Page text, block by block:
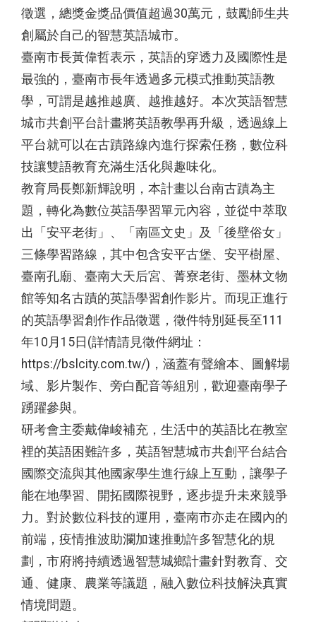
徵選，總獎金獎品價值超過30萬元，鼓勵師生共
創屬於自己的智慧英語城市。
臺南市長黃偉哲表示，英語的穿透力及國際性是
最強的，臺南市長年透過多元模式推動英語教
學，可謂是越推越廣、越推越好。本次英語智慧
城市共創平台計畫將英語教學再升級，透過線上
平台就可以在古蹟路線內進行探索任務，數位科
技讓雙語教育充滿生活化與趣味化。
教育局長鄭新輝說明，本計畫以台南古蹟為主
題，轉化為數位英語學習單元內容，並從中萃取
出「安平老街」、「南區文史」及「後壁俗女」
三條學習路線，其中包含安平古堡、安平樹屋、
臺南孔廟、臺南大天后宮、菁寮老街、墨林文物
館等知名古蹟的英語學習創作影片。而現正進行
的英語學習創作作品徵選，徵件特別延長至111
年10月15日(詳情請見徵件網址：
https://bslcity.com.tw/)，涵蓋有聲繪本、圖解場
域、影片製作、旁白配音等組別，歡迎臺南學子
踴躍參與。
研考會主委戴偉峻補充，生活中的英語比在教室
裡的英語困難許多，英語智慧城市共創平台結合
國際交流與其他國家學生進行線上互動，讓學子
能在地學習、開拓國際視野，逐步提升未來競爭
力。對於數位科技的運用，臺南市亦走在國內的
前端，疫情推波助瀾加速推動許多智慧化的規
劃，市府將持續透過智慧城鄉計畫針對教育、交
通、健康、農業等議題，融入數位科技解決真實
情境問題。